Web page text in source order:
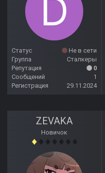
Статус
Не в сети
Группа
Сталкеры
Репутация
0
Сообщений
1
Регистрация
29.11.2024
ZEVAKA
Новичок